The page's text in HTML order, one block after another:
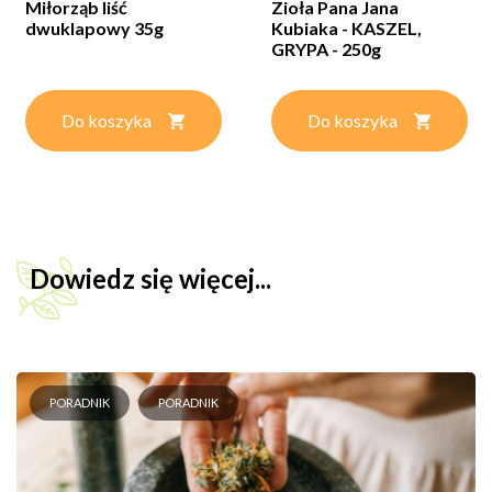
Miłorząb liść
dwuklapowy 35g
Do koszyka
Zioła Pana Jana
Kubiaka - KASZEL,
GRYPA - 250g
Do koszyka
Dowiedz się więcej...
PORADNIK PORADNIK